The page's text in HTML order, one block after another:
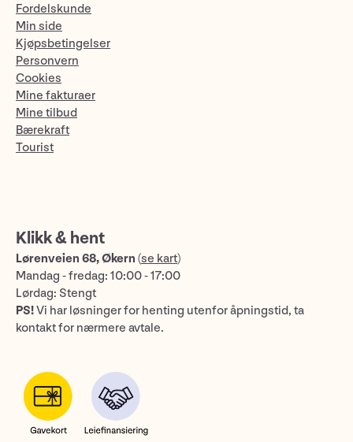
Fordelskunde
Min side
Kjøpsbetingelser
Personvern
Cookies
Mine fakturaer
Mine tilbud
Bærekraft
Tourist
Klikk & hent
Lørenveien 68, Økern (se kart)
Mandag - fredag: 10:00 - 17:00
Lørdag: Stengt
PS!Vi har løsninger for henting utenfor åpningstid, ta
kontakt for nærmere avtale.